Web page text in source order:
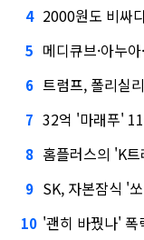
4 2000원도 비싸다
5 메디큐브·아누
6 트럼프, 폴리실리
7 32억 '마래푸' 114
8 홈플러스의 'K
9 SK, 자본잠식 '
10 '괜히 바꿨나' 폭